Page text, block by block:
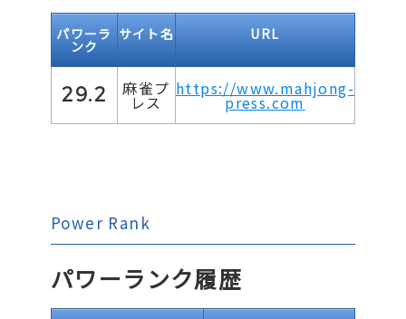
パワーラ
ンク
サイト名 URL
29.2 麻雀プ
レス
https://www.mahjong-
press.com
Power Rank
パワーランク履歴